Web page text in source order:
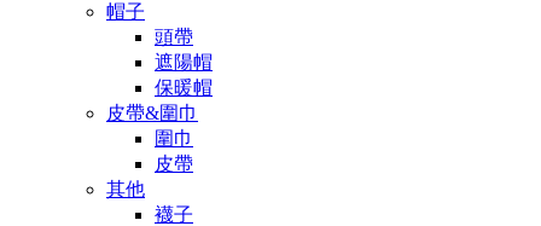
帽子
頭帶
遮陽帽
保暖帽
皮帶&圍巾
圍巾
皮帶
其他
襪子